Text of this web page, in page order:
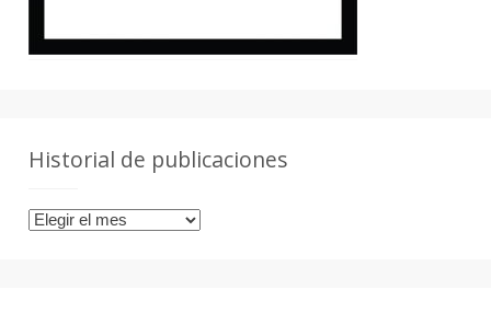
Historial de publicaciones
Historial